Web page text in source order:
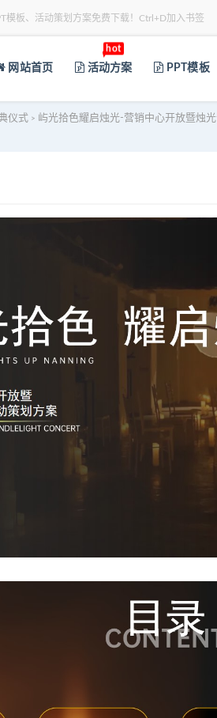
模板、活动策划方案免费下载！Ctrl+D加入书签
网站首页 活动方案
hot
PPT模板
仪式 > 屿光拾色耀启烛光-营销中心开放暨烛